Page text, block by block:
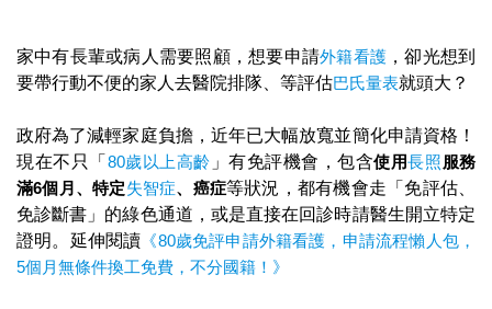
家中有長輩或病人需要照顧，想要申請外籍看護 ，卻光想到
要帶行動不便的家人去醫院排隊、等評估巴氏量表就頭大？
政府為了減輕家庭負擔，近年已大幅放寬並簡化申請資格！
現在不只「 80歲以上高齡 」有免評機會，包含使用長照服務
滿6個月、特定失智症、癌症等狀況，都有機會走「免評估、
免診斷書」的綠色通道，或是直接在回診時請醫生開立特定
證明。延伸閱讀 《80歲免評申請外籍看護，申請流程懶人包，
5個月無條件換工免費，不分國籍！》